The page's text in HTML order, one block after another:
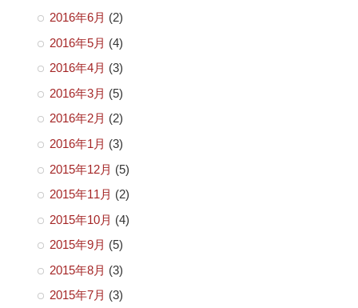
2016年6月 (2)
2016年5月 (4)
2016年4月 (3)
2016年3月 (5)
2016年2月 (2)
2016年1月 (3)
2015年12月 (5)
2015年11月 (2)
2015年10月 (4)
2015年9月 (5)
2015年8月 (3)
2015年7月 (3)